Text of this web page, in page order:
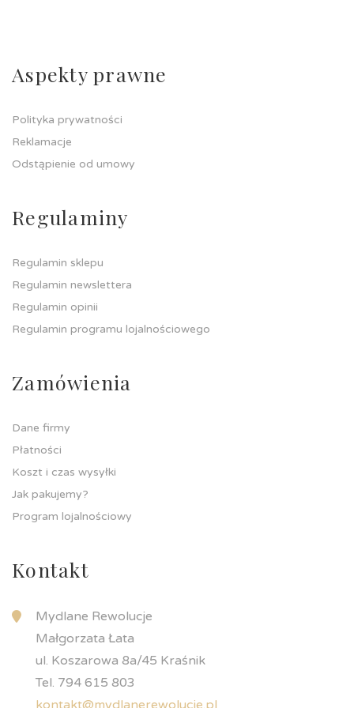
Aspekty prawne
Polityka prywatności
Reklamacje
Odstąpienie od umowy
Regulaminy
Regulamin sklepu
Regulamin newslettera
Regulamin opinii
Regulamin programu lojalnościowego
Zamówienia
Dane firmy
Płatności
Koszt i czas wysyłki
Jak pakujemy?
Program lojalnościowy
Kontakt
Mydlane Rewolucje
Małgorzata Łata
ul. Koszarowa 8a/45 Kraśnik
Tel. 794 615 803
kontakt@mydlanerewolucje.pl